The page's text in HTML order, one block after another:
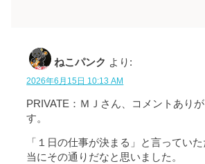
ねこパンク より:
2026年6月15日 10:13 AM
PRIVATE：ＭＪさん、コメントあり
す。
「１日の仕事が決まる」と言ってい
当にその通りだなと思いました。